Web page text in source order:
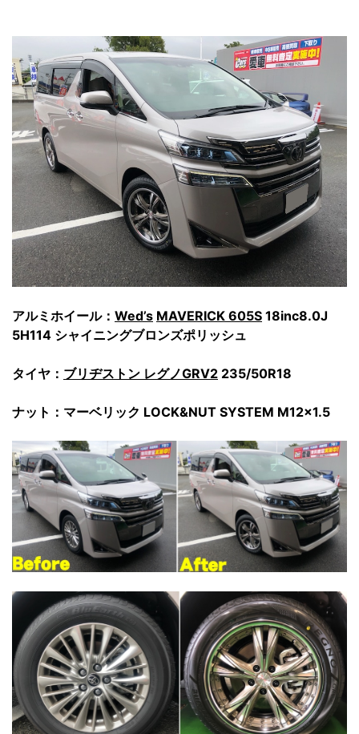
アルミホイール： Wed’s MAVERICK 605S 18inc8.0J
5H114 シャイニングブロンズポリッシュ
タイヤ： ブリヂストン レグノGRV2 235/50R18
ナット：マーベリック LOCK&NUT SYSTEM M12×1.5